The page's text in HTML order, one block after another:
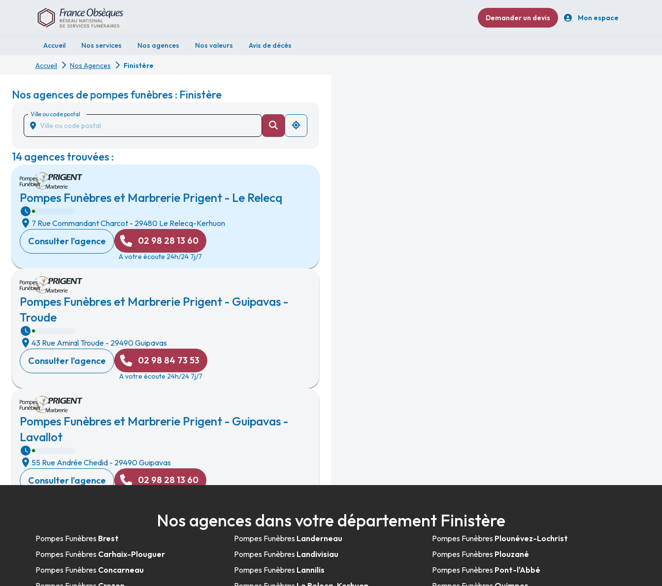
Demander un devis Mon espace
Accueil Nos services Nos agences Nos valeurs Avis de décès
Accueil Nos Agences Finistère
Nos agences de pompes funèbres : Finistère
Ville ou code postal
14 agences trouvées :
Pompes Funèbres et Marbrerie Prigent - Le Relecq
7 Rue Commandant Charcot - 29480 Le Relecq-Kerhuon
Consulter l'agence 02 98 28 13 60
A votre écoute 24h/24 7j/7
Pompes Funèbres et Marbrerie Prigent - Guipavas -
Troude
43 Rue Amiral Troude - 29490 Guipavas
Consulter l'agence 02 98 84 73 53
A votre écoute 24h/24 7j/7
Pompes Funèbres et Marbrerie Prigent - Guipavas -
Lavallot
55 Rue Andrée Chedid - 29490 Guipavas
Consulter l'agence 02 98 28 13 60
Pompes Funèbres et Marbrerie Prigent - Gouesnou
17 Place Des Fusillés-29850 Gouesnou
Nos agences dans votre département Finistère
Pompes Funèbres Brest
Pompes Funèbres Carhaix-Plouguer
Pompes Funèbres Concarneau
Pompes Funèbres Landerneau
Pompes Funèbres Landivisiau
Pompes Funèbres Lannilis
Pompes Funèbres Plounévez-Lochrist
Pompes Funèbres Plouzané
Pompes Funèbres Pont-l'Abbé